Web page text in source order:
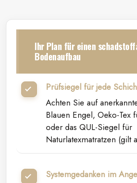
Ihr Plan für einen
Bodenaufbau
Prüfsiegel für jede
Achten Sie auf
Blauen Engel, Oeko-Tex
oder das QUL-Siegel für
Naturlatexmatratzen (gilt
Systemgedanken im